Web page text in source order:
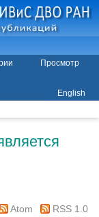
Просмотр
English
Atom
RSS 1.0